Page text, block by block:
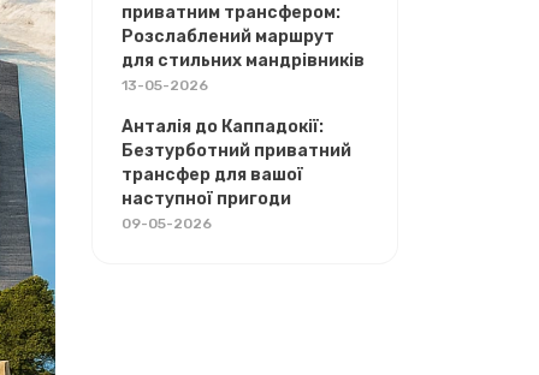
приватним трансфером:
Розслаблений маршрут
для стильних мандрівників
13-05-2026
Анталія до Каппадокії:
Безтурботний приватний
трансфер для вашої
наступної пригоди
09-05-2026